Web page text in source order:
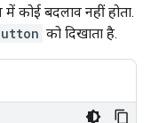
बदलाव नहीं होता.
को दिखाता है.